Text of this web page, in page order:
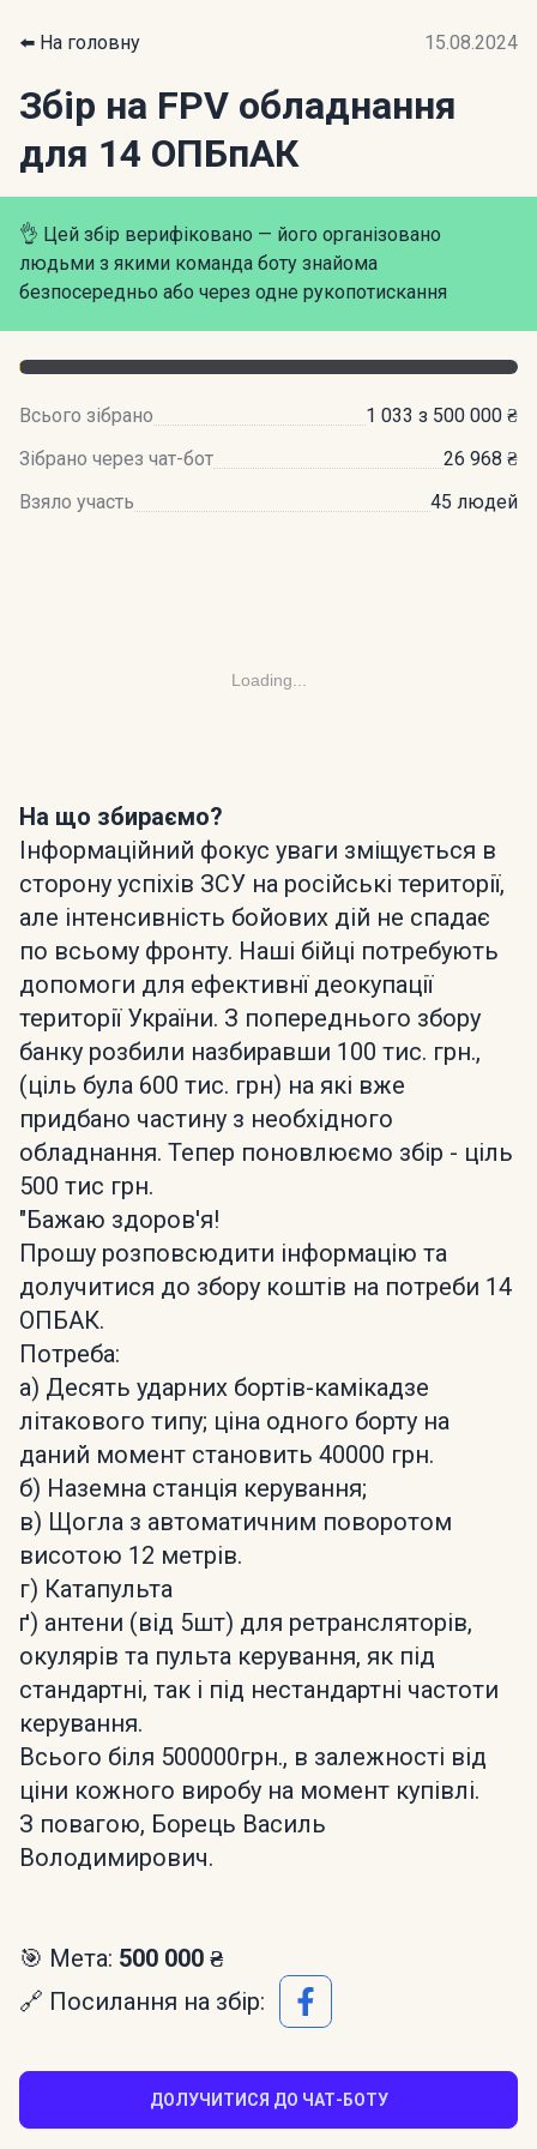
⬅️ На головну 15.08.2024
Збір на FPV обладнання
для 14 ОПБпАК
👌 Цей збір верифіковано — його організовано
людьми з якими команда боту знайома
безпосередньо або через одне рукопотискання
Всього зібрано
1 033 з 500 000 ₴
Зібрано через чат-бот
26 968 ₴
Взяло участь
45 людей
Loading...
На що збираємо?
Інформаційний фокус уваги зміщується в
сторону успіхів ЗСУ на російські території,
але інтенсивність бойових дій не спадає
по всьому фронту. Наші бійці потребують
допомоги для ефективнї деокупації
території України. З попереднього збору
банку розбили назбиравши 100 тис. грн.,
(ціль була 600 тис. грн) на які вже
придбано частину з необхідного
обладнання. Тепер поновлюємо збір - ціль
500 тис грн.
"Бажаю здоров'я!
Прошу розповсюдити інформацію та
долучитися до збору коштів на потреби 14
ОПБАК.
Потреба:
а) Десять ударних бортів-камікадзе
літакового типу; ціна одного борту на
даний момент становить 40000 грн.
б) Наземна станція керування;
в) Щогла з автоматичним поворотом
висотою 12 метрів.
г) Катапульта
ґ) антени (від 5шт) для ретрансляторів,
окулярів та пульта керування, як під
стандартні, так і під нестандартні частоти
керування.
Всього біля 500000грн., в залежності від
ціни кожного виробу на момент купівлі.
З повагою, Борець Василь
Володимирович.
🎯 Мета: 500 000 ₴
🔗 Посилання на збір:
ДОЛУЧИТИСЯ ДО ЧАТ-БОТУ